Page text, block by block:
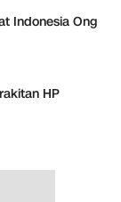
Indonesia Ong
HP